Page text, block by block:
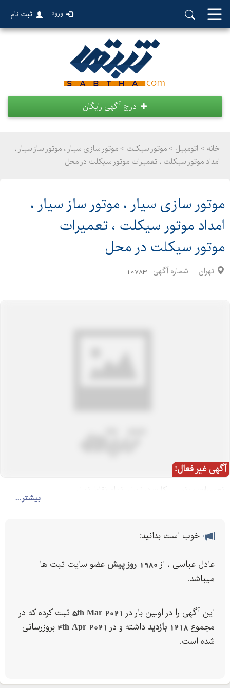
ورود ثبت نام
درج آگهی رایگان
خانه > اتومبیل > موتور سیکلت > موتور سازی سیار ، موتور ساز سیار ،
امداد موتور سیکلت ، تعمیرات موتور سیکلت در محل
موتور سازی سیار ، موتور ساز سیار ،
امداد موتور سیکلت ، تعمیرات
موتور سیکلت در محل
تهران شماره آگهی : 10783
آگهی غیر فعال!
بیشتر...
تعمیرات موتور سیکلت در تهران تمام نقاط تهران
خوب است بدانید:
عادل عباسی ، از 1980 روز پیش
عضو سایت ثبت ها
میباشد.
این آگهی را در اولین بار در 5th Mar 2021 ثبت کرده که در
مجموع1218 بازدید داشته و در 4th Apr 2021 بروزرسانی
شده است.